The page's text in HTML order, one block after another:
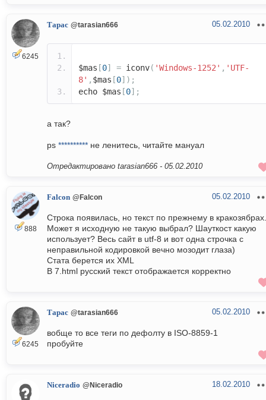
6245
Тарас @tarasian666 05.02.2010
$mas [0] = iconv( 'Windows-1252' , 'UTF-
8' , $mas [0]);
echo $mas [0];
а так?
ps ********** не ленитесь, читайте мануал
Отредактировано tarasian666 - 05.02.2010
888
Falcon @Falcon 05.02.2010
Строка появилась, но текст по прежнему в кракозябрах.
Может я исходную не такую выбрал? Шауткост какую
использует? Весь сайт в utf-8 и вот одна строчка с
неправильной кодировкой вечно мозодит глаза)
Стата берется их XML
В 7.html русский текст отображается корректно
6245
Тарас @tarasian666 05.02.2010
вобще то все теги по дефолту в ISO-8859-1
пробуйте
Niceradio @Niceradio 18.02.2010